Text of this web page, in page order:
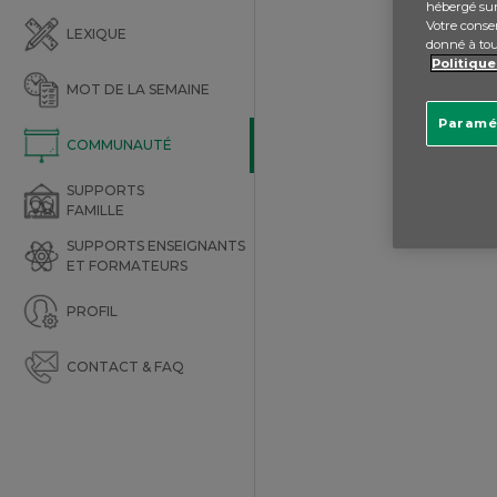
LEXIQUE
MOT DE LA SEMAINE
COMMUNAUTÉ
SUPPORTS
FAMILLE
SUPPORTS ENSEIGNANTS
ET FORMATEURS
PROFIL
CONTACT & FAQ
hébergé
Votre
donné à